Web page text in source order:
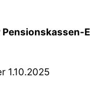
1.10.2025